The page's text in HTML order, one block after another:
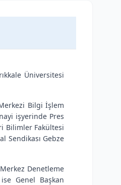
Üniversitesi
Bilgi İşlem
işyerinde Pres
Bilimler Fakültesi
Sendikası Gebze
Denetleme
Genel Başkan